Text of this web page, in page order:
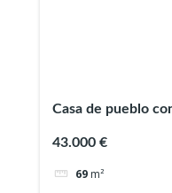
Casa de pueblo
43.000 €
69 m²